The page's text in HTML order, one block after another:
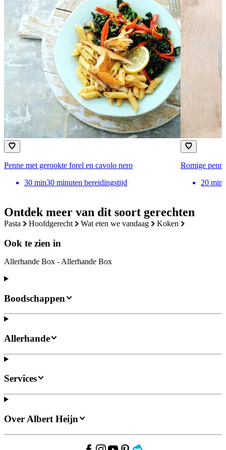
Ontdek meer van dit soort gerechten
pasta hoofdgerecht wat eten we vandaag koken
Ook te zien in
Allerhande Box - Allerhande Box
Penne met gerookte forel en cavolo nero
30 min30 minuten bereidingstijd
Romige
20 min
Boodschappen
Allerhande
Services
Over Albert Heijn